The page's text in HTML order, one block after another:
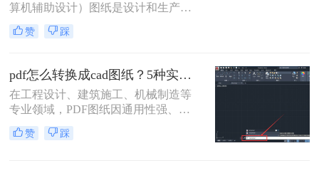
算机辅助设计）图纸是设计和生产的
核心。然而，我们常常会遇到一个棘
手的问题：客户、合作方或早期项目
作为一种通用的浏览格式，完美地保
留了图形的“外观”，但它并非为编辑
而设计，其内部的矢量数据和图元信
息往往在转换中丢失或变得难以识
别。因此，将PDF准确、高效地转换
回可编辑的DWG或DXF等CAD格
赞 踩
pdf怎么转换成cad图纸？5种实测有效方法！
在工程设计、建筑施工、机械制造等
专业领域，PDF图纸因通用性强、防
篡改特性成为交付与存档的“标准语
言”。然而，当面临深化设计、BIM整
赞 踩